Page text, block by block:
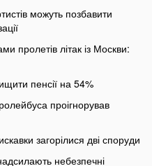
можуть позбавити
пролетів літак із Москви:
пенсії на 54%
проігнорував
загорілися дві споруди
небезпечні